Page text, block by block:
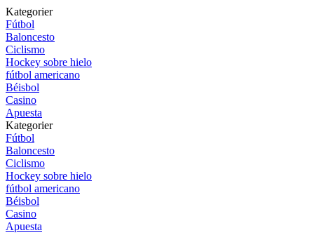
Kategorier
Fútbol
Baloncesto
Ciclismo
Hockey sobre hielo
fútbol americano
Béisbol
Casino
Apuesta
Kategorier
Fútbol
Baloncesto
Ciclismo
Hockey sobre hielo
fútbol americano
Béisbol
Casino
Apuesta